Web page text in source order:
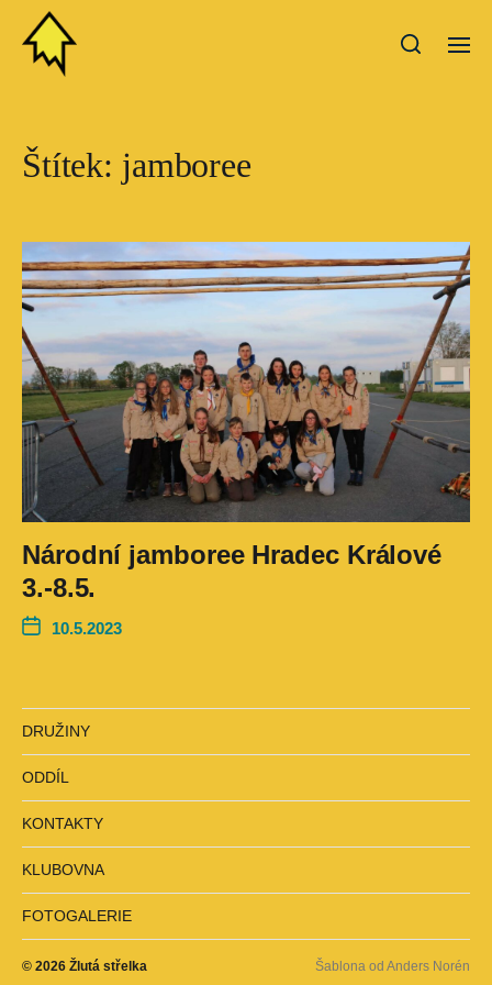
Štítek: jamboree
Národní jamboree Hradec Králové
3.-8.5.
10.5.2023
DRUŽINY
ODDÍL
KONTAKTY
KLUBOVNA
FOTOGALERIE
© 2026 Žlutá střelka Šablona od Anders Norén